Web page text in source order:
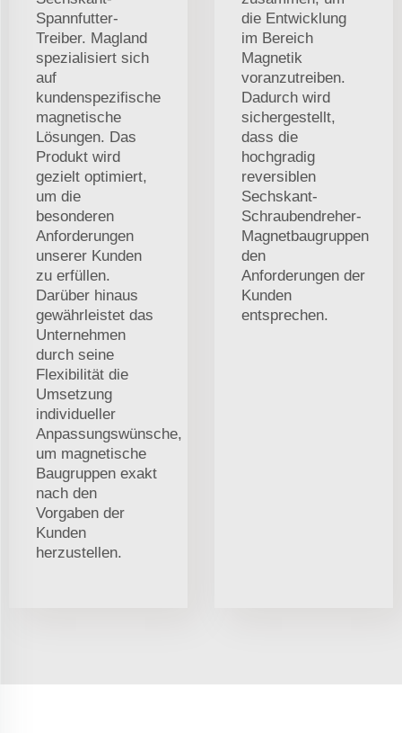
Spannfutter-
Treiber. Magland
spezialisiert sich
auf
kundenspezifische
magnetische
Lösungen. Das
Produkt wird
gezielt optimiert,
um die
besonderen
Anforderungen
unserer Kunden
zu erfüllen.
Darüber hinaus
gewährleistet das
Unternehmen
durch seine
Flexibilität die
Umsetzung
individueller
Anpassungswünsche,
um magnetische
Baugruppen exakt
nach den
Vorgaben der
Kunden
herzustellen.
die Entwicklung
im Bereich
Magnetik
voranzutreiben.
Dadurch wird
sichergestellt,
dass die
hochgradig
reversiblen
Sechskant-
Schraubendreher-
Magnetbaugruppen
den
Anforderungen der
Kunden
entsprechen.